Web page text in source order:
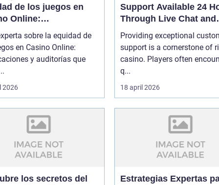
de los juegos en
Online:
y auditorías
confianza
sobre la equidad de
en Casino Online:
y auditorías que
2026
Support Available 24
Through Live Chat and
Email
Providing exceptional
support is a cornerstone of
casino. Players often
q...
18 april 2026
los secretos del
Estrategias Expertas